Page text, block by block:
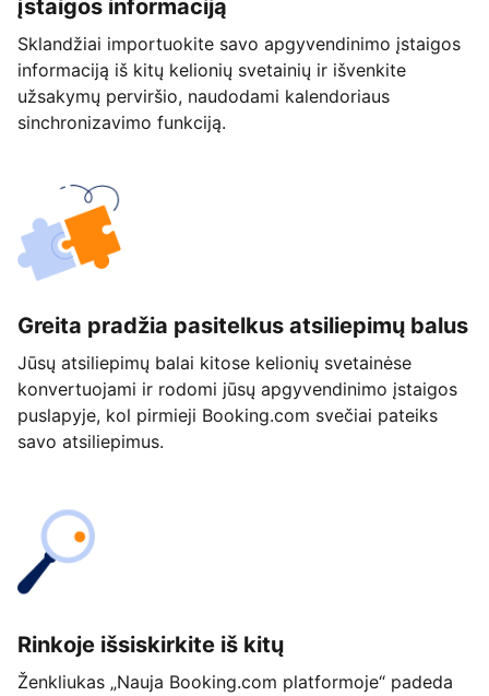
įstaigos informaciją
Sklandžiai importuokite savo apgyvendinimo įstaigos
informaciją iš kitų kelionių svetainių ir išvenkite
užsakymų perviršio, naudodami kalendoriaus
sinchronizavimo funkciją.
Greita pradžia pasitelkus atsiliepimų balus
Jūsų atsiliepimų balai kitose kelionių svetainėse
konvertuojami ir rodomi jūsų apgyvendinimo įstaigos
puslapyje, kol pirmieji Booking.com svečiai pateiks
savo atsiliepimus.
Rinkoje išsiskirkite iš kitų
Ženkliukas „Nauja Booking.com platformoje“ padeda